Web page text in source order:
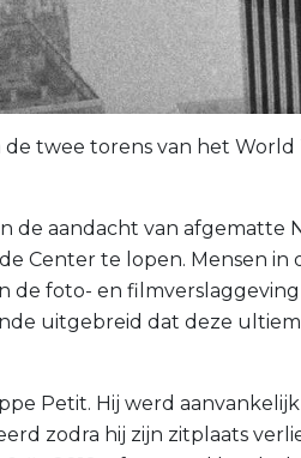
twee torens van het World
de aandacht van afgematte
Center te lopen. Mensen in
de foto- en
uitgebreid dat deze
Petit. Hij werd
zodra hij zijn zitplaats